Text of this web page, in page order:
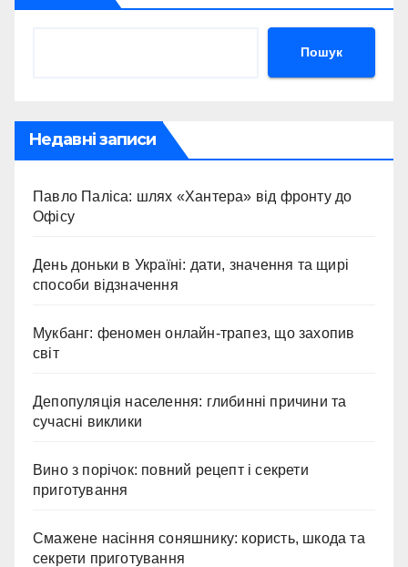
Пошук
Недавні записи
Павло Паліса: шлях «Хантера» від фронту до
Офісу
День доньки в Україні: дати, значення та щирі
способи відзначення
Мукбанг: феномен онлайн-трапез, що захопив
світ
Депопуляція населення: глибинні причини та
сучасні виклики
Вино з порічок: повний рецепт і секрети
приготування
Смажене насіння соняшнику: користь, шкода та
секрети приготування